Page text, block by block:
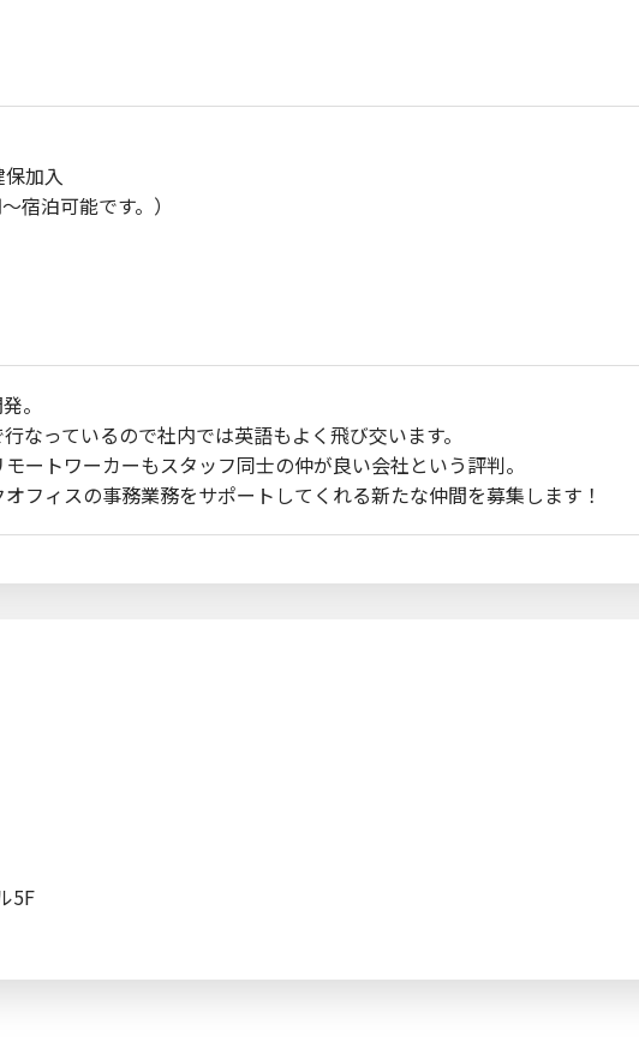
加入
宿泊可能です。）
。
なっているので社内では英語もよく飛び交います。
ートワーカーもスタッフ同士の仲が良い会社という評判。
フィスの事務業務をサポートしてくれる新たな仲間を募集します！
5F